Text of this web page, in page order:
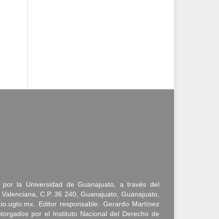
la Universidad de Guanajuato, a través del
C.P. 36 240, Guanajuato, Guanajuato,
Editor responsable: Gerardo Martínez
por el Instituto Nacional del Derecho de